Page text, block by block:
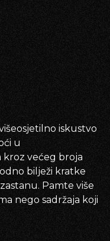
iskustvo
u
većeg broja
bilježi kratke
Pamte više
nego sadržaja koji